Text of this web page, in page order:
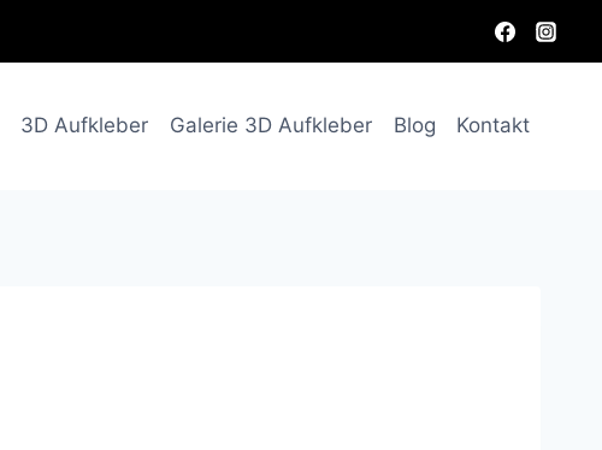
3D Aufkleber Galerie 3D Aufkleber Blog Kontakt